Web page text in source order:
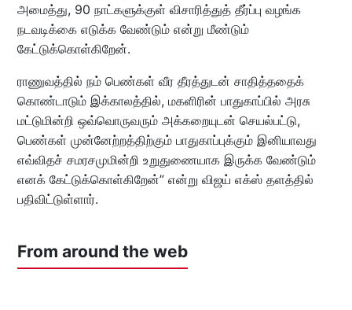
அமைத்து, 90 நாட்களுக்குள் விசாரித்துத் தீர்ப்பு வழங்க
நடவடிக்கை எடுக்க வேண்டும் என்று மீண்டும்
கேட்டுக்கொள்கிறேன்.
ராணுவத்தில் நம் பெண்கள் வீர தீரத்துடன் சாதித்ததைக்
கொண்டாடும் இக்காலத்தில், மகளிரின் பாதுகாப்பில் அரசு
மட்டுமின்றி ஒவ்வொருவரும் அக்கறையுடன் செயல்பட்டு,
பெண்கள் முன்னேற்றத்திற்கும் பாதுகாப்புக்கும் இனியாவது
எவ்விதச் சமரசமுமின்றி உறுதுணையாக இருக்க வேண்டும்
எனக் கேட்டுக்கொள்கிறேன்” என்று விஜய் எக்ஸ் தளத்தில்
பதிவிட்டுள்ளார்.
From around the web